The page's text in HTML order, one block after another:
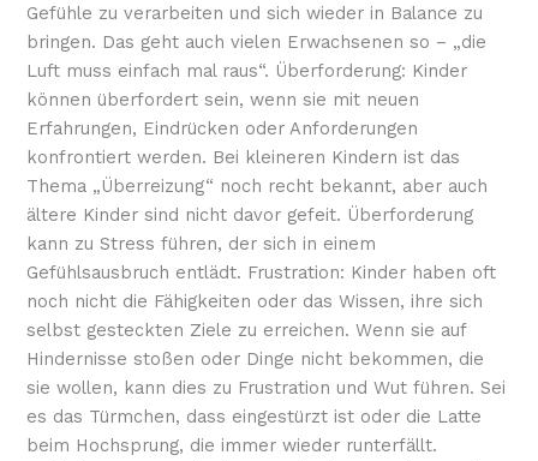
Gefühle zu verarbeiten und sich wieder in Balance zu
bringen. Das geht auch vielen Erwachsenen so – „die
Luft muss einfach mal raus“. Überforderung: Kinder
können überfordert sein, wenn sie mit neuen
Erfahrungen, Eindrücken oder Anforderungen
konfrontiert werden. Bei kleineren Kindern ist das
Thema „Überreizung“ noch recht bekannt, aber auch
ältere Kinder sind nicht davor gefeit. Überforderung
kann zu Stress führen, der sich in einem
Gefühlsausbruch entlädt. Frustration: Kinder haben oft
noch nicht die Fähigkeiten oder das Wissen, ihre sich
selbst gesteckten Ziele zu erreichen. Wenn sie auf
Hindernisse stoßen oder Dinge nicht bekommen, die
sie wollen, kann dies zu Frustration und Wut führen. Sei
es das Türmchen, dass eingestürzt ist oder die Latte
beim Hochsprung, die immer wieder runterfällt.